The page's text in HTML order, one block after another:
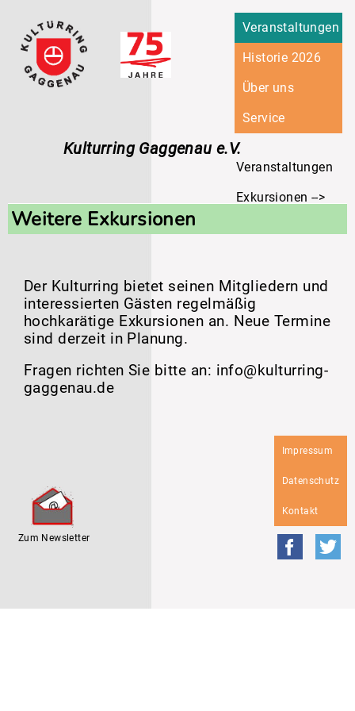
überspringenVeranstaltungen
Historie 2026
Über uns
Service
Kulturring Gaggenau e.V.
Veranstaltungen
Exkursionen
Weitere Exkursionen
Der Kulturring bietet seinen Mitgliedern und
interessierten Gästen regelmäßig
hochkarätige Exkursionen an. Neue Termine
sind derzeit in Planung.
Fragen richten Sie bitte an: info@kulturring-
gaggenau.de
Impressum
Datenschutz
Kontakt
Zum Newsletter